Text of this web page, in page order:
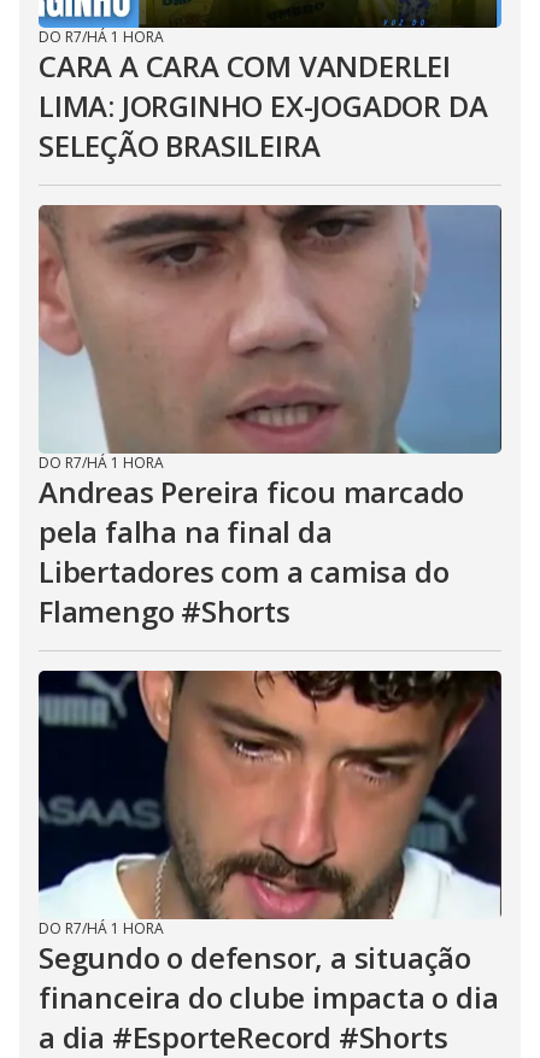
DO R7/HÁ 1 HORA
CARA A CARA COM VANDERLEI
LIMA: JORGINHO EX-JOGADOR DA
SELEÇÃO BRASILEIRA
DO R7/HÁ 1 HORA
Andreas Pereira ficou marcado
pela falha na final da
Libertadores com a camisa do
Flamengo #Shorts
DO R7/HÁ 1 HORA
Segundo o defensor, a situação
financeira do clube impacta o dia
a dia #EsporteRecord #Shorts